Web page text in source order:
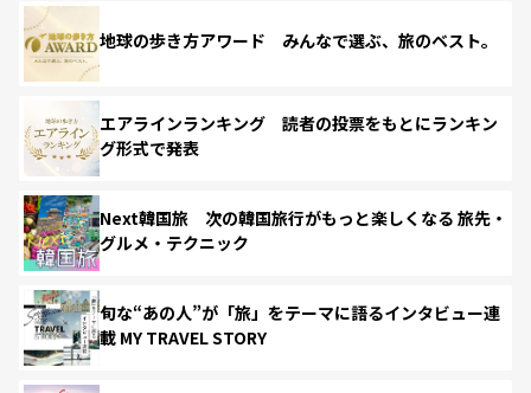
地球の歩き方アワード みんなで選ぶ、旅のベスト。
エアラインランキング 読者の投票をもとにランキン
グ形式で発表
Next韓国旅 次の韓国旅行がもっと楽しくなる 旅先・
グルメ・テクニック
旬な“あの人”が「旅」をテーマに語るインタビュー連
載 MY TRAVEL STORY